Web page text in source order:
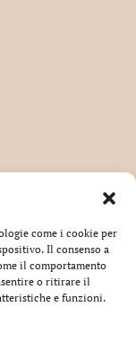
come i cookie per
Il consenso a
il comportamento
o ritirare il
e funzioni.